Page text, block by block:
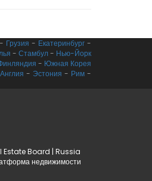
- Грузия - Екатеринбург -
- Стамбул- Нью-Йорк
- Южная Корея
Англия - Эстония - Рим -
Estate Board | Russia
недвижимости